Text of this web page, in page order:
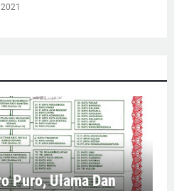
Puro, Ulama Dan